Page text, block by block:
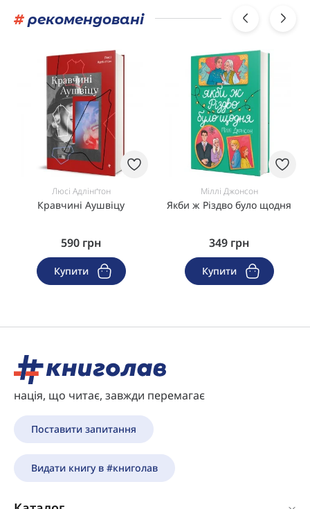
#рекомендовані
Люсі Адлінґтон
Кравчині Аушвіцу
590 грн
Купити
Міллі Джонсон
Якби ж Різдво було щодня
349 грн
Купити
нація, що читає, завжди перемагає
Поставити запитання
Видати книгу в #книголав